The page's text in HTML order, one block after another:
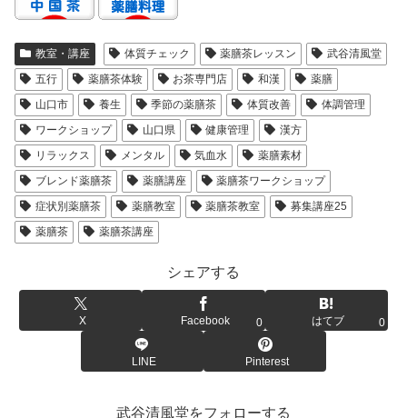
教室・講座 体質チェック 薬膳茶レッスン
武谷清風堂
五行
薬膳茶体験 お茶専門店 和漢
薬膳
山口市
養生 季節の薬膳茶 体質改善
体調管理
ワークショップ
山口県 健康管理
漢方
リラックス
メンタル 気血水
薬膳素材
ブレンド薬膳茶
薬膳講座
薬膳茶ワークショップ
症状別薬膳茶
薬膳教室 薬膳茶教室
募集講座25
薬膳茶
薬膳茶講座
シェアする
X Facebook 0 はてブ 0
LINE Pinterest
武谷清風堂をフォローする